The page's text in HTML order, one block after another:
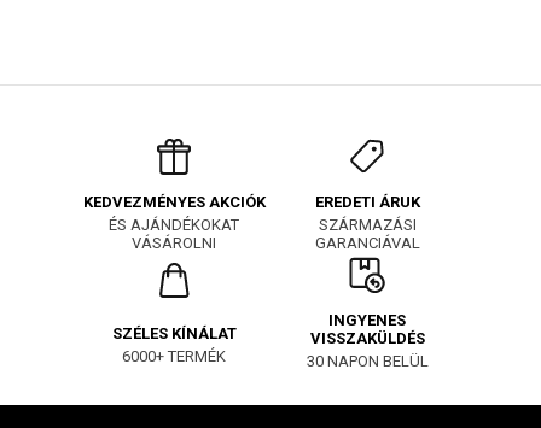
KEDVEZMÉNYES AKCIÓK
ÉS AJÁNDÉKOKAT
VÁSÁROLNI
EREDETI ÁRUK
SZÁRMAZÁSI
GARANCIÁVAL
SZÉLES KÍNÁLAT
6000+ TERMÉK
INGYENES
VISSZAKÜLDÉS
30 NAPON BELÜL